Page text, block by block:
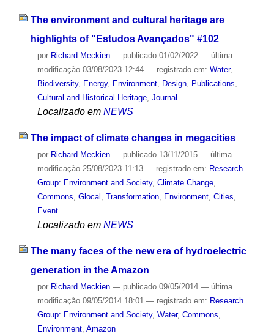
The environment and cultural heritage are
highlights of "Estudos Avançados" #102
por Richard Meckien — publicado01/02/2022 — última
modificação03/08/2023 12:44 — registrado em: Water,
Biodiversity, Energy, Environment, Design, Publications,
Cultural and Historical Heritage, Journal
Localizado em NEWS
The impact of climate changes in megacities
por Richard Meckien — publicado13/11/2015 — última
modificação25/08/2023 11:13 — registrado em: Research
Group: Environment and Society, Climate Change,
Commons Glocal Transformation, Environment, Cities
Event
Localizado em NEWS
The many faces of the new era of hydroelectric
generation in the Amazon
por Richard Meckien — publicado09/05/2014 — última
modificação09/05/2014 18:01 — registrado em: Research
Group: Environment and Society, Water, Commons
Environment, Amazon